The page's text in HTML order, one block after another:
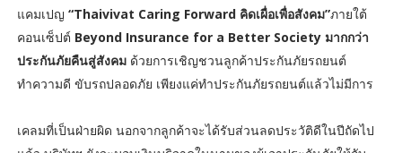
แคมเปญ “Thaivivat Caring Forward คิดเผื่อเพื่อสังคม”ภายใต้
คอนเซ็ปต์ Beyond Insurance for a Better Society มากกว่า
ประกันภัยคืนสู่สังคมด้วยการเชิญชวนลูกค้าประกันภัยรถยนต์
ทำความดี ขับรถปลอดภัย เพียงแค่ทำประกันภัยรถยนต์แล้วไม่มีการ
เคลมที่เป็นฝ่ายผิด นอกจากลูกค้าจะได้รับส่วนลดประวัติดีในปีถัดไป